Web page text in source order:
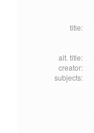
title:
alt. title:
creator:
subjects: